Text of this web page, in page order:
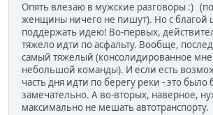
Опять влезаю в мужские разговоры :)
женщины ничего не пишут). Но с благой
поддержать идею! Во-первых,
тяжело идти по асфальту. Вообще,
самый тяжелый (консолидированное
небольшой команды). И если есть
часть дня идти по берегу реки - это было
замечательно. А во-вторых, наверное,
максимально не мешать автотранспорту.